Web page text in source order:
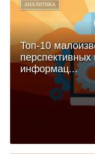
АНАЛИТИКА
Топ-10
перспективных
информац...